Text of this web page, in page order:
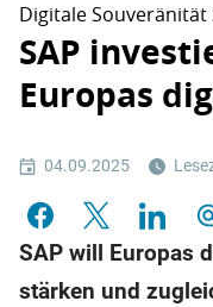
Digitale Souveränität
SAP
Europas
04.09.2025
SAP will Europas
stärken und